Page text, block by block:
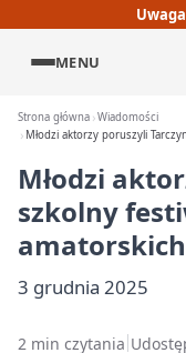
MENU
Strona główna Wiadomości
Młodzi aktorzy poruszyli
Młodzi
szkolny
amatorskich
3 grudnia 2025
2 min czytania